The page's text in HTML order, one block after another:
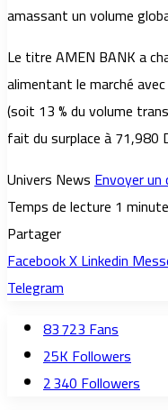
amassant un volume
Le titre AMEN BANK a
alimentant le marché
(soit 13 % du volume
fait du surplace à 71,980
Univers NewsEnvoyer un
Temps de lecture 1 minute
Partager
FacebookXLinkedin
Telegram
83 723Fans
25KFollowers
2 340Followers